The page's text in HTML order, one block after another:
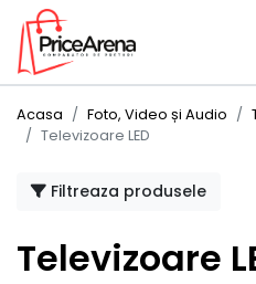
Acasa Foto, Video și Audio
Televizoare LED
Filtreaza produsele
Televizoare